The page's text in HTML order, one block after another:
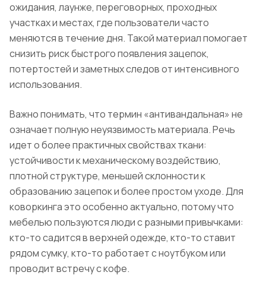
ожидания, лаунже, переговорных, проходных
участках и местах, где пользователи часто
меняются в течение дня. Такой материал помогает
снизить риск быстрого появления зацепок,
потертостей и заметных следов от интенсивного
использования.
Важно понимать, что термин «антивандальная» не
означает полную неуязвимость материала. Речь
идет о более практичных свойствах ткани:
устойчивости к механическому воздействию,
плотной структуре, меньшей склонности к
образованию зацепок и более простом уходе. Для
коворкинга это особенно актуально, потому что
мебелью пользуются люди с разными привычками:
кто-то садится в верхней одежде, кто-то ставит
рядом сумку, кто-то работает с ноутбуком или
проводит встречу с кофе.